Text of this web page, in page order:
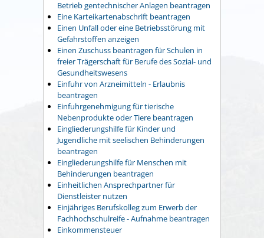
Betrieb gentechnischer Anlagen beantragen
Eine Karteikartenabschrift beantragen
Einen Unfall oder eine Betriebsstörung mit
Gefahrstoffen anzeigen
Einen Zuschuss beantragen für Schulen in
freier Trägerschaft für Berufe des Sozial- und
Gesundheitswesens
Einfuhr von Arzneimitteln - Erlaubnis
beantragen
Einfuhrgenehmigung für tierische
Nebenprodukte oder Tiere beantragen
Eingliederungshilfe für Kinder und
Jugendliche mit seelischen Behinderungen
beantragen
Eingliederungshilfe für Menschen mit
Behinderungen beantragen
Einheitlichen Ansprechpartner für
Dienstleister nutzen
Einjähriges Berufskolleg zum Erwerb der
Fachhochschulreife - Aufnahme beantragen
Einkommensteuer